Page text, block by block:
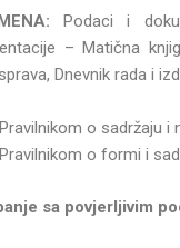
Podaci i
– Matična
Dnevnik rada i
Pravilnikom o sadržaju i
Pravilnikom o formi i
sa povjerljivim